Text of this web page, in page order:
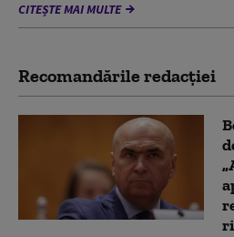
CITEȘTE MAI MULTE
Recomandările redacţiei